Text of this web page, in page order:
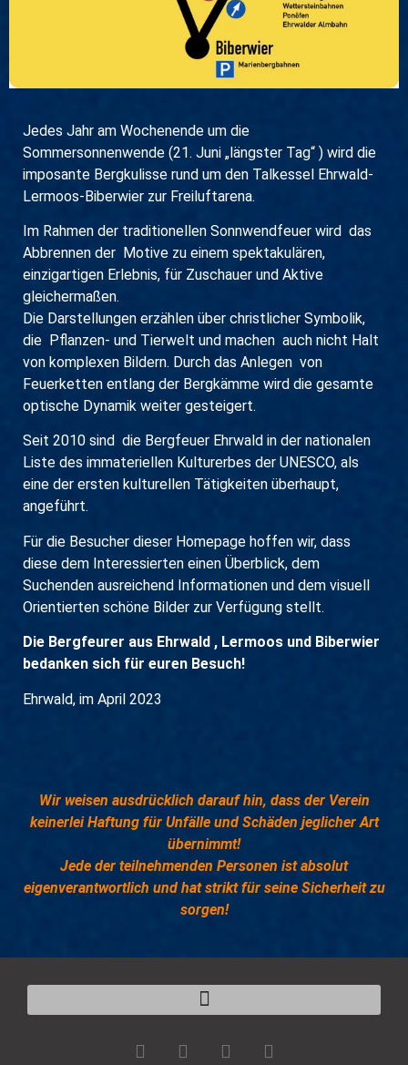
Jedes Jahr am Wochenende um die
Sommersonnenwende (21. Juni „längster Tag“ ) wird die
imposante Bergkulisse rund um den Talkessel Ehrwald-
Lermoos-Biberwier zur Freiluftarena.
Im Rahmen der traditionellen Sonnwendfeuer wird das
Abbrennen der Motive zu einem spektakulären,
einzigartigen Erlebnis, für Zuschauer und Aktive
gleichermaßen.
Die Darstellungen erzählen über christlicher Symbolik,
die Pflanzen- und Tierwelt und machen auch nicht Halt
von komplexen Bildern. Durch das Anlegen von
Feuerketten entlang der Bergkämme wird die gesamte
optische Dynamik weiter gesteigert.
Seit 2010 sind die Bergfeuer Ehrwald in der nationalen
Liste des immateriellen Kulturerbes der UNESCO, als
eine der ersten kulturellen Tätigkeiten überhaupt,
angeführt.
Für die Besucher dieser Homepage hoffen wir, dass
diese dem Interessierten einen Überblick, dem
Suchenden ausreichend Informationen und dem visuell
Orientierten schöne Bilder zur Verfügung stellt.
Die Bergfeurer aus Ehrwald , Lermoos und Biberwier
bedanken sich für euren Besuch!
Ehrwald, im April 2023
Wir weisen ausdrücklich darauf hin, dass der Verein
keinerlei Haftung für Unfälle und Schäden jeglicher Art
übernimmt!
Jede der teilnehmenden Personen ist absolut
eigenverantwortlich und hat strikt für seine Sicherheit zu
sorgen!